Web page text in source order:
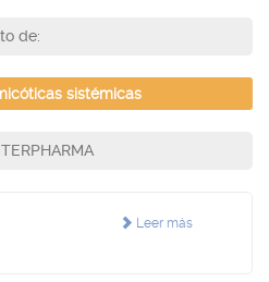
de:
sistémicas
Leer más